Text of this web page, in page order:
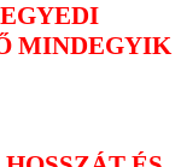
MINDEGYIK